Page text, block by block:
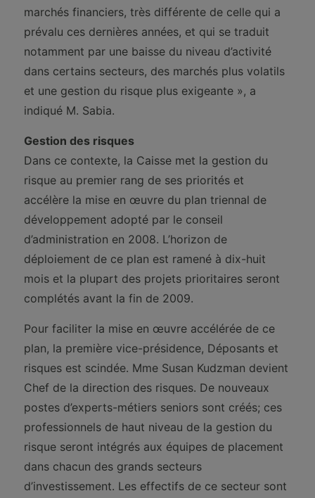
marchés financiers, très différente de celle qui a
prévalu ces dernières années, et qui se traduit
notamment par une baisse du niveau d’activité
dans certains secteurs, des marchés plus volatils
et une gestion du risque plus exigeante », a
indiqué M. Sabia.
Gestion des risques
Dans ce contexte, la Caisse met la gestion du
risque au premier rang de ses priorités et
accélère la mise en œuvre du plan triennal de
développement adopté par le conseil
d’administration en 2008. L’horizon de
déploiement de ce plan est ramené à dix-huit
mois et la plupart des projets prioritaires seront
complétés avant la fin de 2009.
Pour faciliter la mise en œuvre accélérée de ce
plan, la première vice-présidence, Déposants et
risques est scindée. Mme Susan Kudzman devient
Chef de la direction des risques. De nouveaux
postes d’experts-métiers seniors sont créés; ces
professionnels de haut niveau de la gestion du
risque seront intégrés aux équipes de placement
dans chacun des grands secteurs
d’investissement. Les effectifs de ce secteur sont